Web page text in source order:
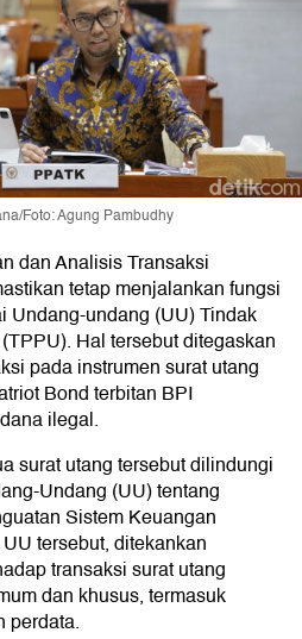
Foto: Agung Pambudhy
dan Analisis Transaksi
tetap menjalankan fungsi
Undang-undang (UU) Tindak
Hal tersebut ditegaskan
pada instrumen surat utang
Bond terbitan BPI
ilegal.
surat utang tersebut dilindungi
Undang (UU) tentang
Sistem Keuangan
tersebut, ditekankan
transaksi surat utang
dan khusus, termasuk
perdata.